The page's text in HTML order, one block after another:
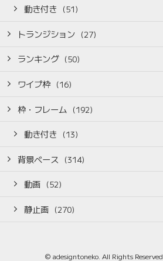
動き付き (51)
トランジション (27)
ランキング (50)
ワイプ枠 (16)
枠・フレーム (192)
動き付き (13)
背景ベース (314)
動画 (52)
静止画 (270)
© adesigntoneko. All Rights Reserved.